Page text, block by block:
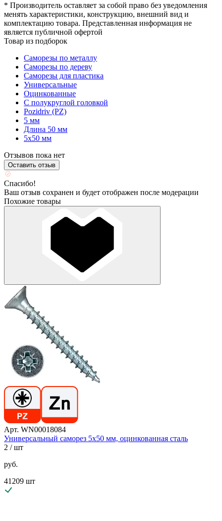
* Производитель оставляет за собой право без уведомления
менять характеристики, конструкцию, внешний вид и
комплектацию товара. Представленная информация не
является публичной офертой
Товар из подборок
Саморезы по металлу
Саморезы по дереву
Саморезы для пластика
Универсальные
Оцинкованные
С полукруглой головкой
Pozidriv (PZ)
5 мм
Длина 50 мм
5х50 мм
Отзывов пока нет
Оставить отзыв
Спасибо!
Ваш отзыв сохранен и будет отображен после модерации
Похожие товары
Арт. WN00018084
Универсальный саморез 5х50 мм, оцинкованная сталь
2 / шт
руб.
41209 шт